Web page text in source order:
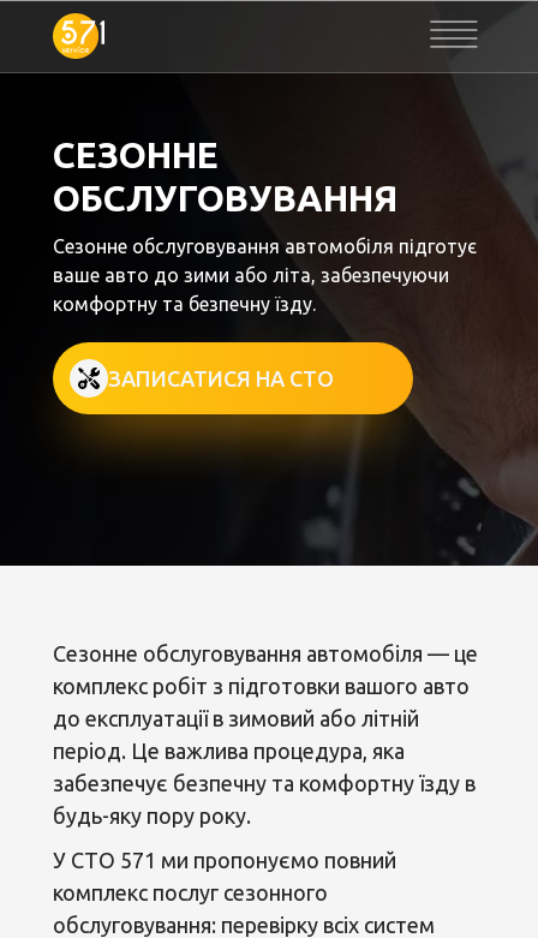
СЕЗОННЕ
ОБСЛУГОВУВАННЯ
Сезонне обслуговування автомобіля підготує
ваше авто до зими або літа, забезпечуючи
комфортну та безпечну їзду.
ЗАПИСАТИСЯ НА СТО
Сезонне обслуговування автомобіля — це
комплекс робіт з підготовки вашого авто
до експлуатації в зимовий або літній
період. Це важлива процедура, яка
забезпечує безпечну та комфортну їзду в
будь-яку пору року.
У СТО 571 ми пропонуємо повний
комплекс послуг сезонного
обслуговування: перевірку всіх систем